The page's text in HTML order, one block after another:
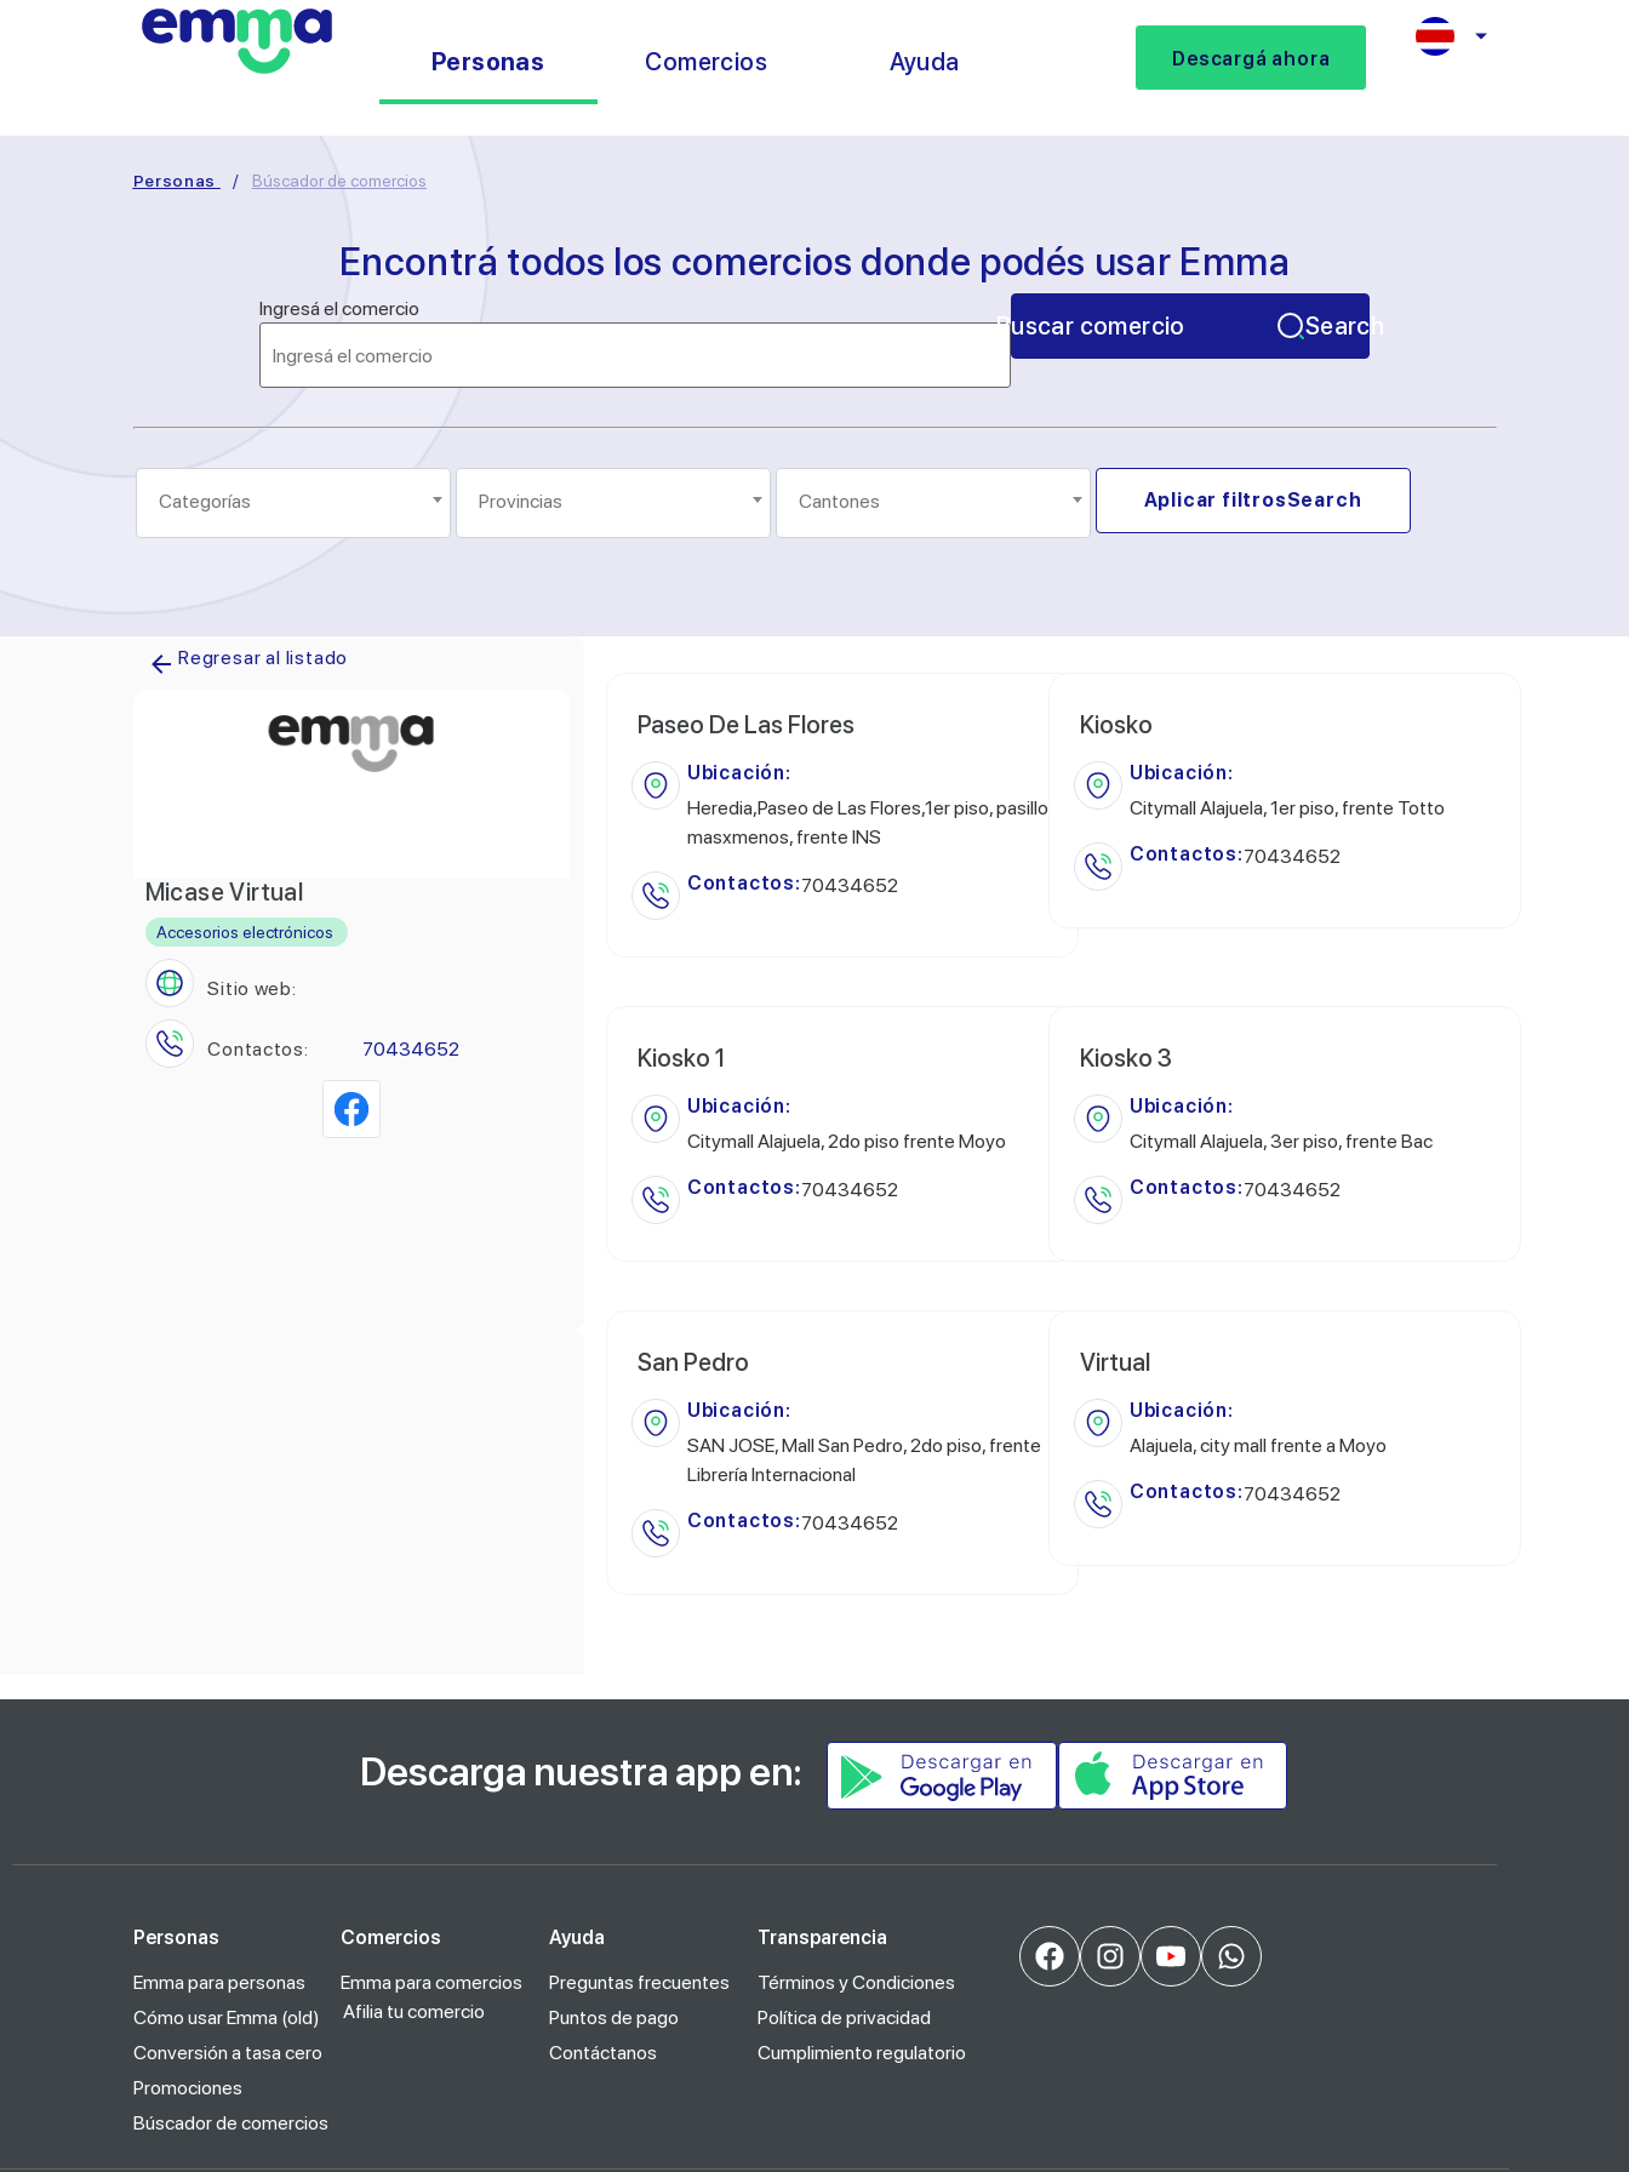
Personas Comercios Ayuda Descargá ahora
Personas / Búscador de comercios
Encontrá todos los comercios donde podés usar Emma
Ingresá el comercio
Buscar comercio Search
Aplicar filtrosSearch
Regresar al listado
Micase Virtual
Accesorios electrónicos
Sitio web:
Contactos: 70434652
Paseo De Las Flores
Ubicación:
Heredia,Paseo de Las Flores,1er piso, pasillo
masxmenos, frente INS
Contactos:70434652
Kiosko
Ubicación:
Citymall Alajuela, 1er piso, frente Totto
Contactos:70434652
Kiosko 1
Ubicación:
Citymall Alajuela, 2do piso frente Moyo
Contactos:70434652
Kiosko 3
Ubicación:
Citymall Alajuela, 3er piso, frente Bac
Contactos:70434652
San Pedro
Ubicación:
SAN JOSE, Mall San Pedro, 2do piso, frente
Librería Internacional
Contactos:70434652
Virtual
Ubicación:
Alajuela, city mall frente a Moyo
Contactos:70434652
Descarga nuestra app en:
Personas
Emma para personas
Cómo usar Emma (old)
Conversión a tasa cero
Promociones
Búscador de comercios
Comercios
Emma para comercios
Afilia tu comercio
Ayuda
Preguntas frecuentes
Puntos de pago
Contáctanos
Transparencia
Términos y Condiciones
Política de privacidad
Cumplimiento regulatorio